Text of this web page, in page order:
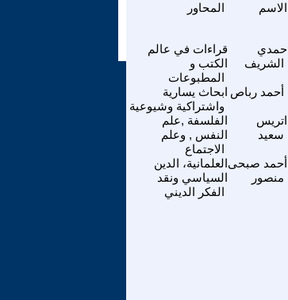
الاسم
قراءات في عالم
الكتب و
المطبوعات
حمدي
الشريف
ابحاث يسارية
واشتراكية وشيوعية
أحمد رباص
الفلسفة ,علم
النفس , وعلم
الاجتماع
اتريس
سعيد
العلمانية، الدين
السياسي ونقد
الفكر الديني
أحمد صبحى
منصور